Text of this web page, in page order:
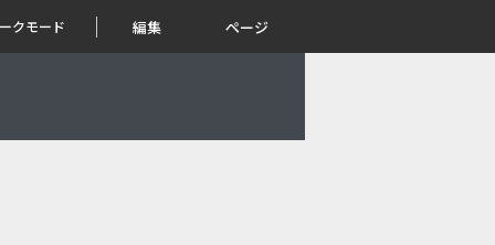
クモード 編集 ページ